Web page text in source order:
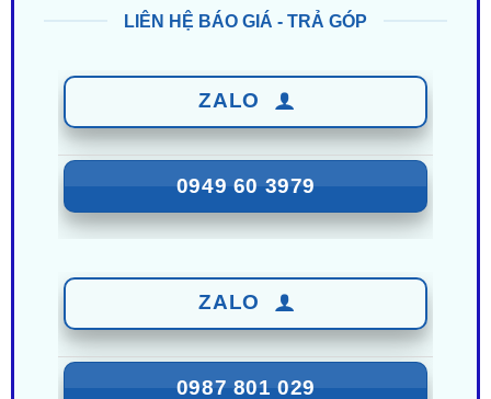
0949 60 3979
0987 801 029